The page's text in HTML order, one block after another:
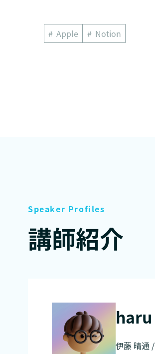
Apple Notion
Speaker Profiles
講師紹介
haru
伊藤 晴通